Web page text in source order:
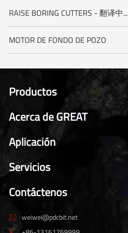
RAISE BORING CUTTERS - 翻译中...
MOTOR DE FONDO DE POZO
Productos
Acerca de GREAT
Aplicación
Servicios
Contáctenos
 weiwei@pdcbit.net